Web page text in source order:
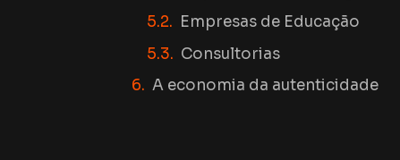
Empresas de Educação
Consultorias
A economia da autenticidade